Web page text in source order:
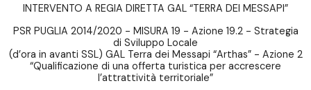
INTERVENTO A REGIA DIRETTA GAL “TERRA DEI MESSAPI”
PSR PUGLIA 2014/2020 - MISURA 19 - Azione 19.2 - Strategia
di Sviluppo Locale
(d’ora in avanti SSL) GAL Terra dei Messapi “Arthas” - Azione 2
“Qualificazione di una offerta turistica per accrescere
l’attrattività territoriale”